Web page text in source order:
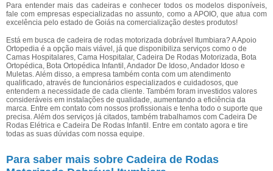
Para entender mais das cadeiras e conhecer todos os modelos disponíveis,
fale com empresas especializadas no assunto, como a APOIO, que atua com
excelência pelo estado de Goiás na comercialização destes produtos!
Está em busca de cadeira de rodas motorizada dobrável Itumbiara? A Apoio
Ortopedia é a opção mais viável, já que disponibiliza serviços como o de
Camas Hospitalares, Cama Hospitalar, Cadeira De Rodas Motorizada, Bota
Ortopédica, Bota Ortopédica Infantil, Andador De Idoso, Andador Idoso e
Muletas. Além disso, a empresa também conta com um atendimento
qualificado, através de funcionários especializados e cuidadosos, que
entendem a necessidade de cada cliente. Também foram investidos valores
consideráveis em instalações de qualidade, aumentando a eficiência da
marca. Entre em contato com nossos profissionais e tenha todo o suporte que
precisa. Além dos serviços já citados, também trabalhamos com Cadeira De
Rodas Elétrica e Cadeira De Rodas Infantil. Entre em contato agora e tire
todas as suas dúvidas com nossa equipe.
Para saber mais sobre Cadeira de Rodas